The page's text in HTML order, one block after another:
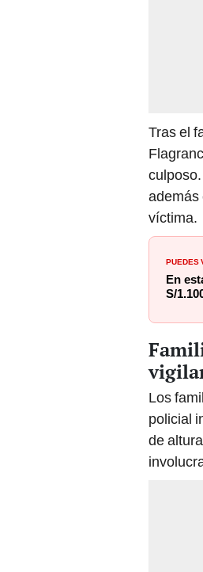
Tras el
además
víctima.
PUEDES
En
S/
Los
policial
de